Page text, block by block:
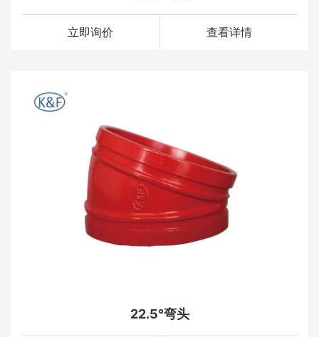
立即询价 查看详情
22.5°弯头